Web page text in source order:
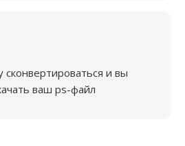
и вы
ваш ps-файл